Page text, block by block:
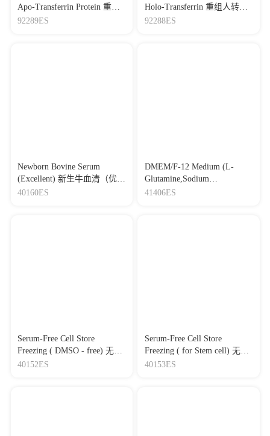
Apo-Transferrin Protein 重组
人转铁蛋白（脱铁）
92289ES
Holo-Transferrin 重组人转铁
蛋白（饱和铁）
92288ES
Newborn Bovine Serum
(Excellent) 新生牛血清（优
级）
40160ES
DMEM/F-12 Medium (L-
Glutamine,Sodium
Pyruvate,Phenol Red,HEPES)
41406ES
Serum-Free Cell Store
Freezing ( DMSO - free) 无血
清细胞冻存液（无DMSO)
40152ES
Serum-Free Cell Store
Freezing ( for Stem cell) 无血
清细胞冻存液（干细胞专用)
40153ES